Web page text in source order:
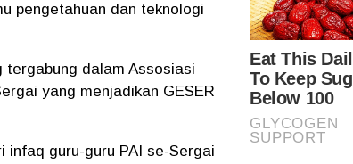
pengetahuan dan teknologi
tergabung dalam Assosiasi
yang menjadikan GESER
infaq guru-guru PAI se-Sergai